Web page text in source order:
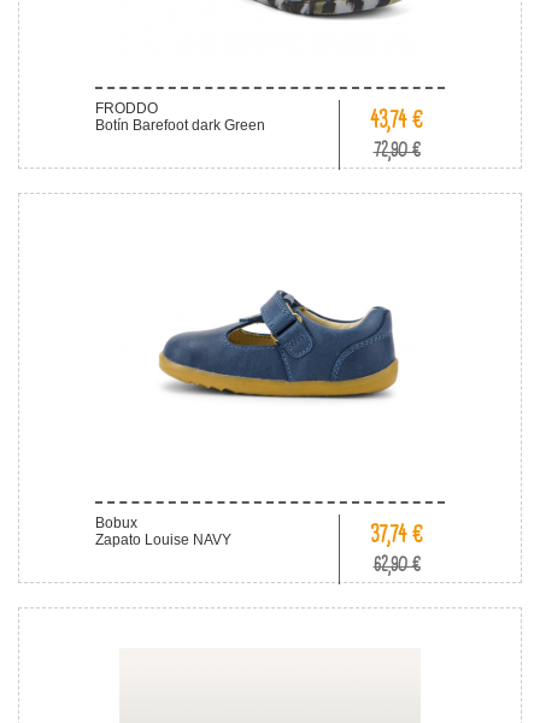
FRODDO
Botín Barefoot dark Green
43,74 €
72,90 €
Bobux
Zapato Louise NAVY
37,74 €
62,90 €